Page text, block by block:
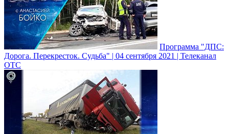
Программа "ДПС:
Дорога. Перекресток. Судьба" | 04 сентября 2021 | Телеканал
ОТС